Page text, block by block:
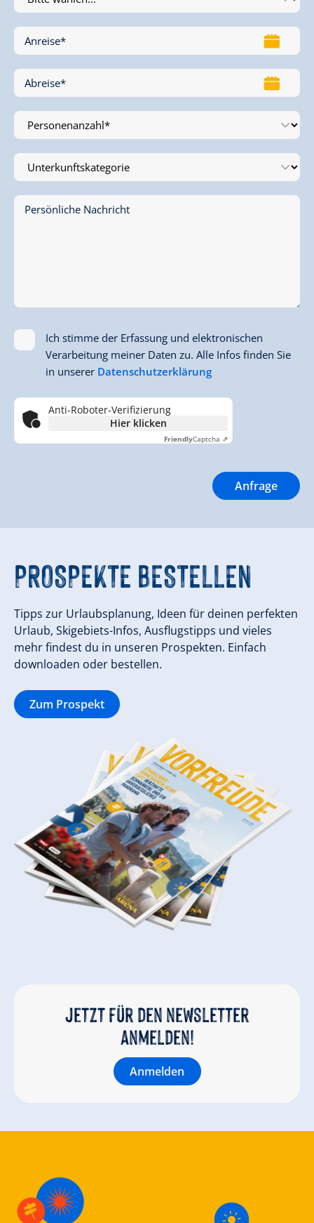
Anreise*
Abreise*
Persönliche Nachricht
Ich stimme der Erfassung und elektronischen
Verarbeitung meiner Daten zu. Alle Infos finden Sie
in unserer Datenschutzerklärung
Anti-Roboter-Verifizierung
Hier klicken
FriendlyCaptcha ⇗
PROSPEKTE BESTELLEN
Tipps zur Urlaubsplanung, Ideen für deinen perfekten
Urlaub, Skigebiets-Infos, Ausflugstipps und vieles
mehr findest du in unseren Prospekten. Einfach
downloaden oder bestellen.
Zum Prospekt
Jetzt für den newsletter
anmelden!
Anmelden